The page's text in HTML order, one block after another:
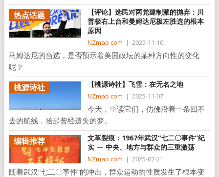
热点话题
【评论】选民对两党建制派的抛弃：川
普极右上台和曼姆达尼极左胜选的根本
原因
NZmao com | 2025-11-10
马姆达尼的当选，是否预示着美国政坛的某种方向性的变化
呢？
桃源诗社 【桃源诗社】飞雪：在无名之地
NZmao com | 2025-11-07
今天，重读它们，仿佛沿着一条回不
去的航线，拾起曾经遗失的梦。
编辑推荐
文革裂痕：1967年武汉“七二〇事件”纪
实 — 中央、地方与群众的三重激荡
NZmao com | 2025-07-21
随着武汉“七二〇事件”的冲击，群众运动的性质发生了根本变